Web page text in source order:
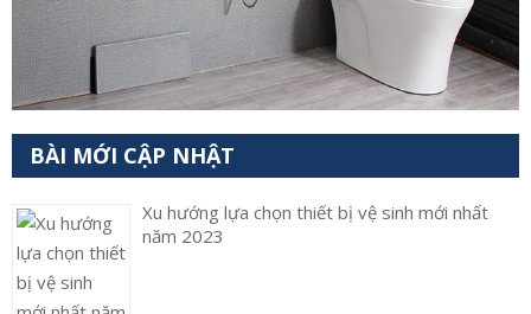
BÀI MỚI CẬP NHẬT
Xu hướng lựa chọn thiết bị vệ sinh mới nhất
năm 2023